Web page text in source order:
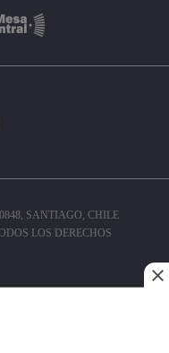
SANTIAGO, CHILE
LOS DERECHOS